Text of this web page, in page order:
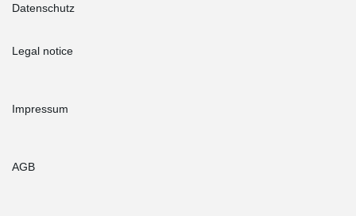
Datenschutz
Legal notice
Impressum
AGB